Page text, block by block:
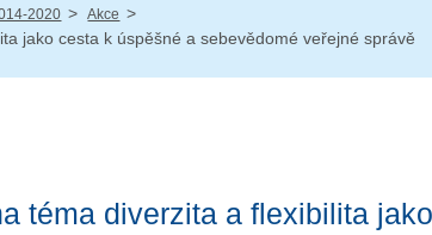
2020 / Akce /
jako cesta k úspěšné a sebevědomé veřejné správě
téma diverzita a flexibilita jako